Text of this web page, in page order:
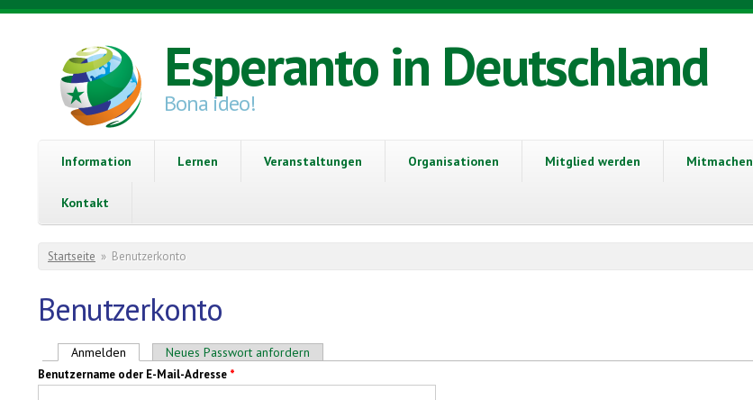
Direkt zum Inhalt
Esperanto in Deutschland
Bona ideo!
Information Lernen Veranstaltungen Organisationen Mitglied werden Mitmachen
Kontakt
Sie sind hier
Startseite » Benutzerkonto
Benutzerkonto
Haupt-Reiter
Anmelden (aktiver Reiter)
Neues Passwort anfordern
Benutzername oder E-Mail-Adresse *